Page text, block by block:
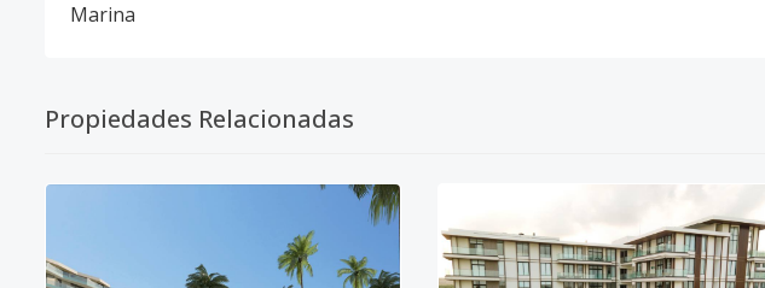
Marina
Propiedades Relacionadas